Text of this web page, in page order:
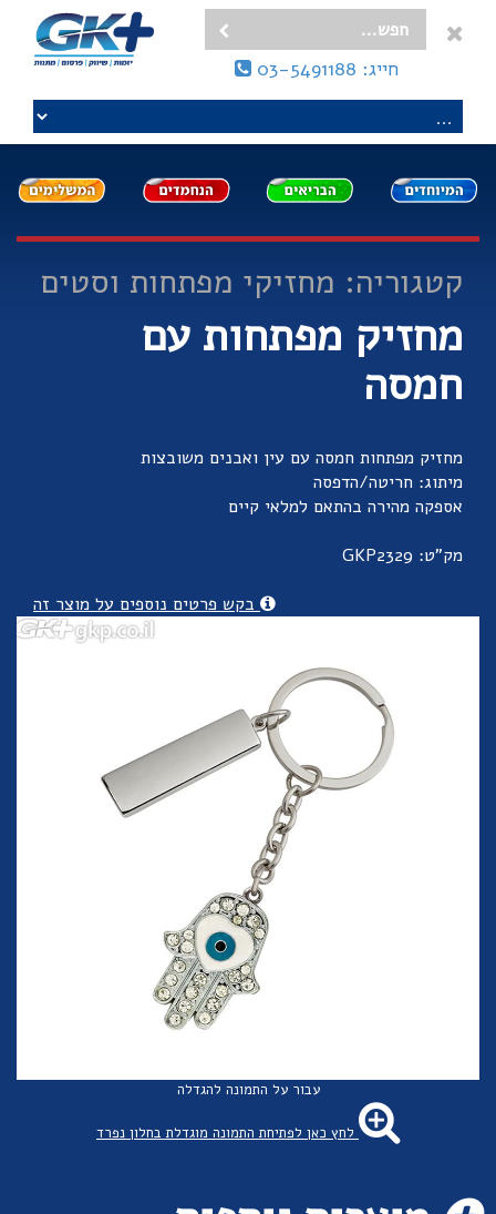
חייג: 03-5491188
קטגוריה: מחזיקי מפתחות וסטים
מחזיק מפתחות עם
חמסה
מחזיק מפתחות חמסה עם עין ואבנים משובצות
מיתוג: חריטה/הדפסה
אספקה מהירה בהתאם למלאי קיים
מק"ט: GKP2329
בקש פרטים נוספים על מוצר זה
עבור על התמונה להגדלה
לחץ כאן לפתיחת התמונה מוגדלת בחלון נפרד